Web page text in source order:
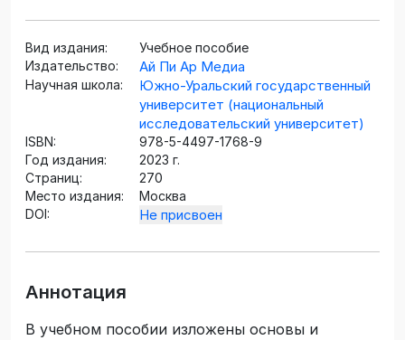
Вид издания:
Учебное пособие
Издательство:
Ай Пи Ар Медиа
Научная школа:
Южно-Уральский государственный
университет (национальный
исследовательский университет)
ISBN:
978-5-4497-1768-9
Год издания:
2023 г.
Страниц:
270
Место издания:
Москва
DOI:
Не присвоен
Аннотация
В учебном пособии изложены основы и